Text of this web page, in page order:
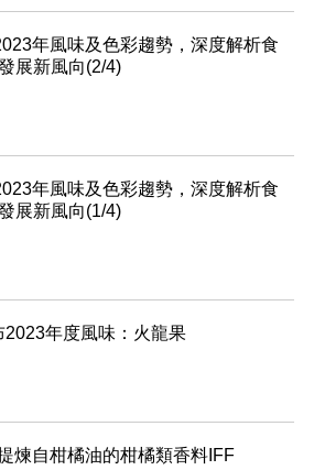
年風味及色彩趨勢，深度解析食
展新風向(2/4)
年風味及色彩趨勢，深度解析食
展新風向(1/4)
2023年度風味：火龍果
煉自柑橘油的柑橘類香料IFF